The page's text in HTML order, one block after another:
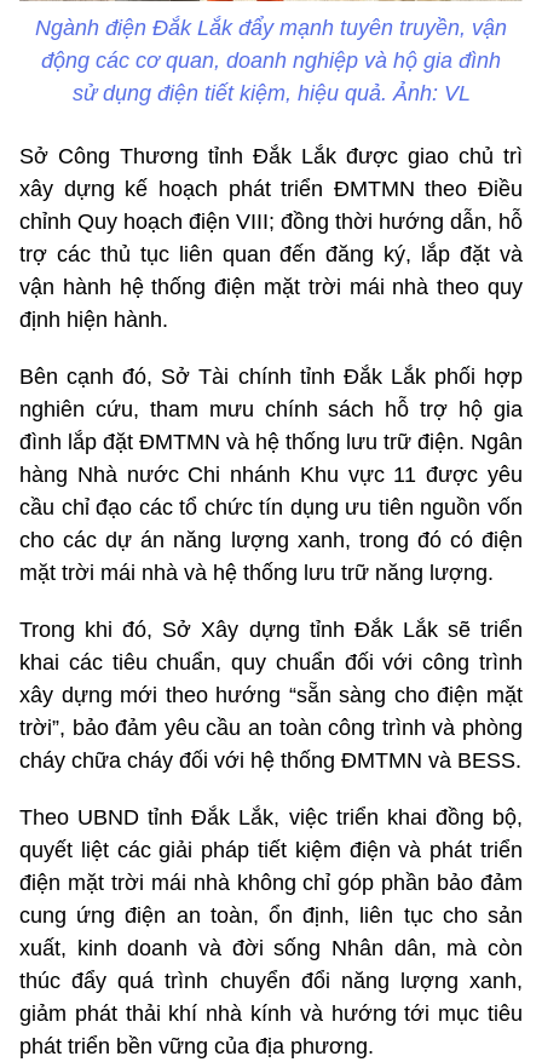
Ngành điện Đắk Lắk đẩy mạnh tuyên truyền, vận
động các cơ quan, doanh nghiệp và hộ gia đình
sử dụng điện tiết kiệm, hiệu quả. Ảnh: VL
Sở Công Thương tỉnh Đắk Lắk được giao chủ trì
xây dựng kế hoạch phát triển ĐMTMN theo Điều
chỉnh Quy hoạch điện VIII; đồng thời hướng dẫn, hỗ
trợ các thủ tục liên quan đến đăng ký, lắp đặt và
vận hành hệ thống điện mặt trời mái nhà theo quy
định hiện hành.
Bên cạnh đó, Sở Tài chính tỉnh Đắk Lắk phối hợp
nghiên cứu, tham mưu chính sách hỗ trợ hộ gia
đình lắp đặt ĐMTMN và hệ thống lưu trữ điện. Ngân
hàng Nhà nước Chi nhánh Khu vực 11 được yêu
cầu chỉ đạo các tổ chức tín dụng ưu tiên nguồn vốn
cho các dự án năng lượng xanh, trong đó có điện
mặt trời mái nhà và hệ thống lưu trữ năng lượng.
Trong khi đó, Sở Xây dựng tỉnh Đắk Lắk sẽ triển
khai các tiêu chuẩn, quy chuẩn đối với công trình
xây dựng mới theo hướng “sẵn sàng cho điện mặt
trời”, bảo đảm yêu cầu an toàn công trình và phòng
cháy chữa cháy đối với hệ thống ĐMTMN và BESS.
Theo UBND tỉnh Đắk Lắk, việc triển khai đồng bộ,
quyết liệt các giải pháp tiết kiệm điện và phát triển
điện mặt trời mái nhà không chỉ góp phần bảo đảm
cung ứng điện an toàn, ổn định, liên tục cho sản
xuất, kinh doanh và đời sống Nhân dân, mà còn
thúc đẩy quá trình chuyển đổi năng lượng xanh,
giảm phát thải khí nhà kính và hướng tới mục tiêu
phát triển bền vững của địa phương.